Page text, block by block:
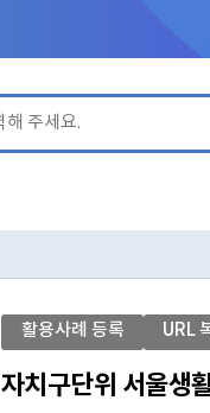
활용사례 등록 URL
자치구단위 서울생